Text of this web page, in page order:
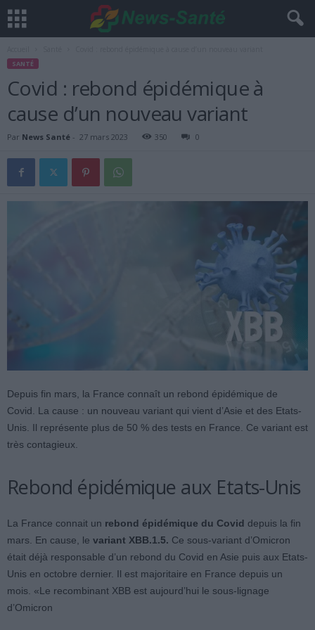
SANTÉ
Covid : rebond épidémique à
cause d’un nouveau variant
Par News Santé - 27 mars 2023 350 0
Depuis fin mars, la France connaît un rebond épidémique de
Covid. La cause : un nouveau variant qui vient d’Asie et des Etats-
Unis. Il représente plus de 50 % des tests en France. Ce variant est
très contagieux.
Rebond épidémique aux Etats-Unis
La France connait un rebond épidémique du Covid depuis la fin
mars. En cause, le variant XBB.1.5. Ce sous-variant d’Omicron
était déjà responsable d’un rebond du Covid en Asie puis aux Etats-
Unis en octobre dernier. Il est majoritaire en France depuis un
mois. «Le recombinant XBB est aujourd’hui le sous-lignage
d’Omicron